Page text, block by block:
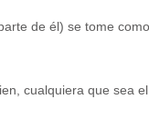
de él) se tome
cualquiera que sea